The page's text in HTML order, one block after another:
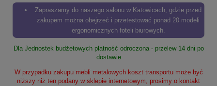
Zapraszamy do naszego salonu w Katowicach, gdzie przed
zakupem można obejrzeć i przetestować ponad 20 modeli
ergonomicznych foteli biurowych.
Dla Jednostek budżetowych płatność odroczona - przelew 14 dni po
dostawie
W przypadku zakupu mebli metalowych koszt transportu może być
niższy niż ten podany w sklepie internetowym, prosimy o kontakt